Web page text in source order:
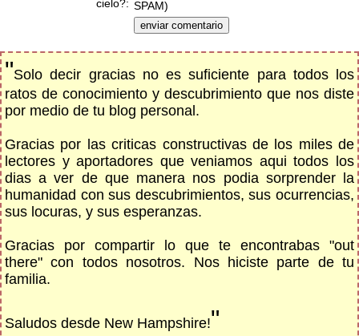
cielo?: SPAM)
"Solo decir gracias no es suficiente para todos los
ratos de conocimiento y descubrimiento que nos diste
por medio de tu blog personal.
Gracias por las criticas constructivas de los miles de
lectores y aportadores que veniamos aqui todos los
dias a ver de que manera nos podia sorprender la
humanidad con sus descubrimientos, sus ocurrencias,
sus locuras, y sus esperanzas.
Gracias por compartir lo que te encontrabas "out
there" con todos nosotros. Nos hiciste parte de tu
familia.
Saludos desde New Hampshire!"